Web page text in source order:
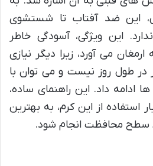
این ضد آفتاب تا شستشوی
این ویژگی، آسودگی خاطر
ارمغان می آورد، زیرا دیگر نیازی
در طول روز نیست و می توان با
ادامه داد. این راهنمای ساده،
از این کرم، به بهترین
سطح محافظت انجام شود.